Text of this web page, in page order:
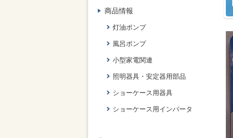
商品情報
灯油ポンプ
風呂ポンプ
小型家電関連
照明器具・安定器用部品
ショーケース用器具
ショーケース用インバータ